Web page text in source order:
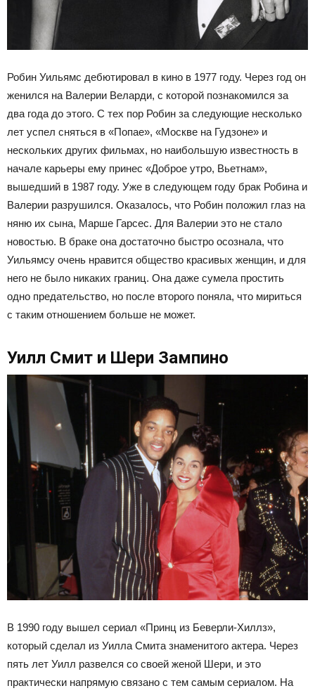
Робин Уильямс дебютировал в кино в 1977 году. Через год он
женился на Валерии Веларди, с которой познакомился за
два года до этого. С тех пор Робин за следующие несколько
лет успел сняться в «Попае», «Москве на Гудзоне» и
нескольких других фильмах, но наибольшую известность в
начале карьеры ему принес «Доброе утро, Вьетнам»,
вышедший в 1987 году. Уже в следующем году брак Робина и
Валерии разрушился. Оказалось, что Робин положил глаз на
няню их сына, Марше Гарсес. Для Валерии это не стало
новостью. В браке она достаточно быстро осознала, что
Уильямсу очень нравится общество красивых женщин, и для
него не было никаких границ. Она даже сумела простить
одно предательство, но после второго поняла, что мириться
с таким отношением больше не может.
Уилл Смит и Шери Зампино
В 1990 году вышел сериал «Принц из Беверли-Хиллз»,
который сделал из Уилла Смита знаменитого актера. Через
пять лет Уилл развелся со своей женой Шери, и это
практически напрямую связано с тем самым сериалом. На